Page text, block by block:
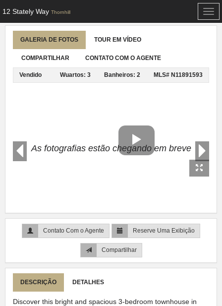
12 Stately Way Thornhill
GALERIA DE FOTOS TOUR EM VÍDEO
COMPARTILHAR CONTATO COM O AGENTE
Vendido Wuartos: 3 Banheiros: 2 MLS# N11891593
As fotografias estão chegando em breve
Contato Com o Agente Reserve Uma Exibição
Compartilhar
DESCRIÇÃO DETALHES
Discover this bright and spacious 3-bedroom townhouse in